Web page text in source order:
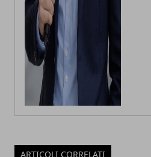
ARTICOLI CORRELATI